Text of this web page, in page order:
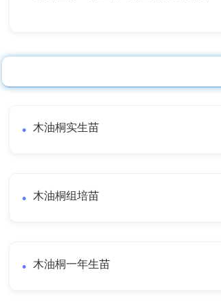
木油桐实生苗
木油桐组培苗
木油桐一年生苗